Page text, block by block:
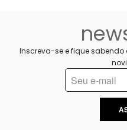
Inscreva-se e fique